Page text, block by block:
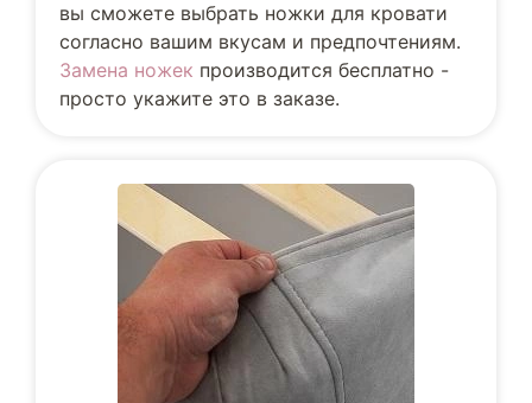
вы сможете выбрать ножки для кровати
согласно вашим вкусам и предпочтениям.
Замена ножек производится бесплатно -
просто укажите это в заказе.